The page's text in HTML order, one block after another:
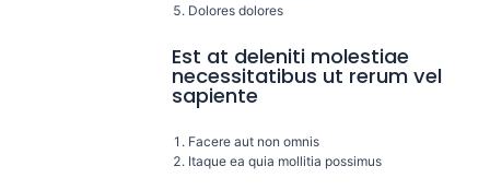
Dolores dolores
Est at deleniti molestiae
necessitatibus ut rerum vel
sapiente
Facere aut non omnis
Itaque ea quia mollitia possimus